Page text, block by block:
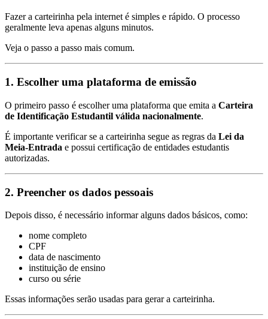
Fazer a carteirinha pela internet é simples e rápido. O processo
geralmente leva apenas alguns minutos.
Veja o passo a passo mais comum.
1. Escolher uma plataforma de emissão
O primeiro passo é escolher uma plataforma que emita a Carteira
de Identificação Estudantil válida nacionalmente.
É importante verificar se a carteirinha segue as regras da Lei da
Meia-Entrada e possui certificação de entidades estudantis
autorizadas.
2. Preencher os dados pessoais
Depois disso, é necessário informar alguns dados básicos, como:
nome completo
CPF
data de nascimento
instituição de ensino
curso ou série
Essas informações serão usadas para gerar a carteirinha.